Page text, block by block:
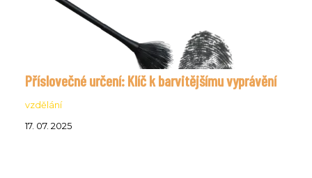
Příslovečné určení: Klíč k barvitějšímu vyprávění
vzdělání
17. 07. 2025